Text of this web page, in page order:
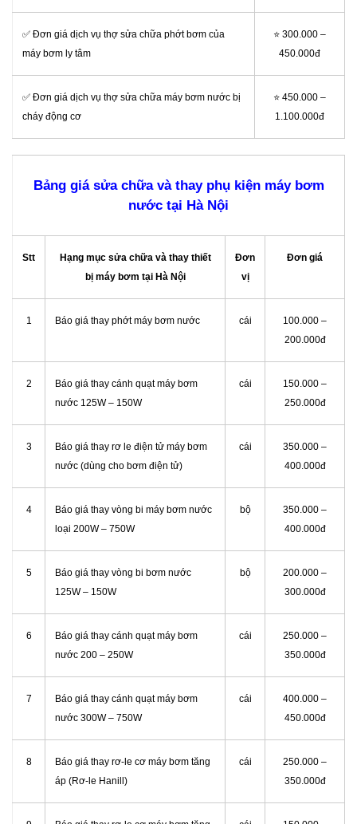
✅ Đơn giá dịch vụ thợ sửa chữa phớt bơm của
máy bơm ly tâm
⭐ 300.000 –
450.000đ
✅ Đơn giá dịch vụ thợ sửa chữa máy bơm nước bị
cháy động cơ
⭐ 450.000 –
1.100.000đ
Bảng giá sửa chữa và thay phụ kiện máy bơm
nước tại Hà Nội
Stt
Hạng mục sửa chữa và thay thiết
bị máy bơm tại Hà Nội
Đơn
vị
Đơn giá
1 Báo giá thay phớt máy bơm nước cái
100.000 –
200.000đ
2
Báo giá thay cánh quạt máy bơm
nước 125W – 150W
cái
150.000 –
250.000đ
3
Báo giá thay rơ le điện tử máy bơm
nước (dùng cho bơm điện tử)
cái
350.000 –
400.000đ
4
Báo giá thay vòng bi máy bơm nước
loại 200W – 750W
bộ
350.000 –
400.000đ
5
Báo giá thay vòng bi bơm nước
125W – 150W
bộ
200.000 –
300.000đ
6
Báo giá thay cánh quạt máy bơm
nước 200 – 250W
cái
250.000 –
350.000đ
7
Báo giá thay cánh quạt máy bơm
nước 300W – 750W
cái
400.000 –
450.000đ
8
Báo giá thay rơ-le cơ máy bơm tăng
áp (Rơ-le Hanill)
cái
250.000 –
350.000đ